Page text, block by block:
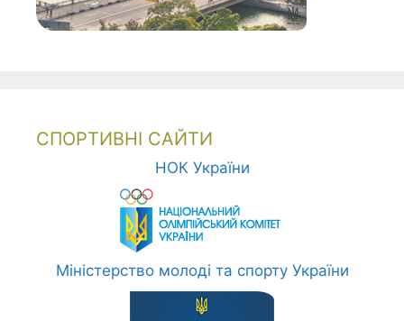
СПОРТИВНІ САЙТИ
НОК України
Міністерство молоді та спорту України